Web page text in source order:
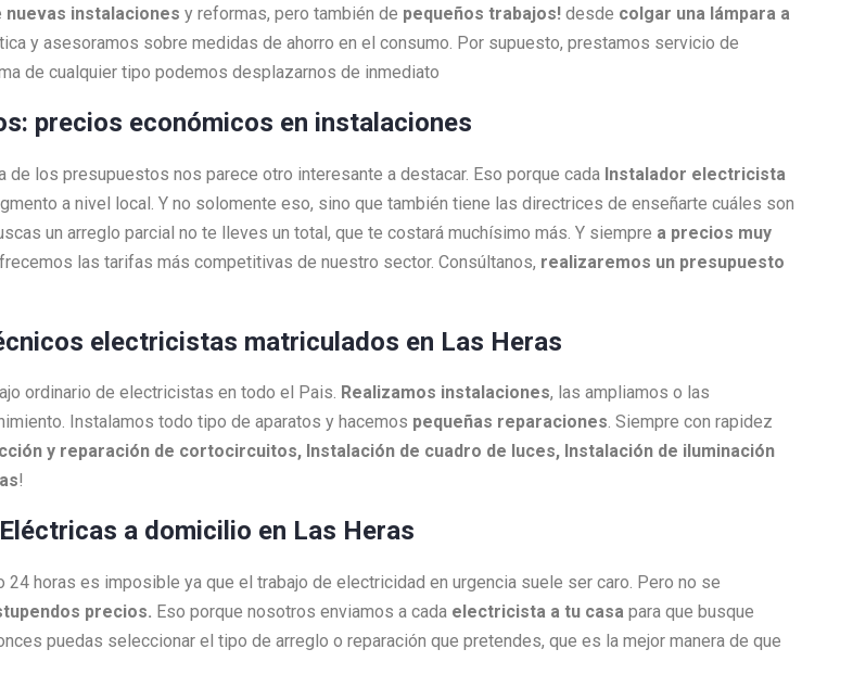
nuevas instalaciones y reformas, pero también de pequeños trabajos! desde colgar una lámpara a
y asesoramos sobre medidas de ahorro en el consumo. Por supuesto, prestamos servicio de
de cualquier tipo podemos desplazarnos de inmediato
precios económicos en instalaciones
los presupuestos nos parece otro interesante a destacar. Eso porque cada Instalador electricista
a nivel local. Y no solomente eso, sino que también tiene las directrices de enseñarte cuáles son
un arreglo parcial no te lleves un total, que te costará muchísimo más. Y siempre a precios muy
las tarifas más competitivas de nuestro sector. Consúltanos, realizaremos un presupuesto
electricistas matriculados en Las Heras
ordinario de electricistas en todo el Pais. Realizamos instalaciones, las ampliamos o las
Instalamos todo tipo de aparatos y hacemos pequeñas reparaciones. Siempre con rapidez
y reparación de cortocircuitos, Instalación de cuadro de luces, Instalación de iluminación
!
a domicilio en Las Heras
horas es imposible ya que el trabajo de electricidad en urgencia suele ser caro. Pero no se
precios. Eso porque nosotros enviamos a cada electricista a tu casa para que busque
puedas seleccionar el tipo de arreglo o reparación que pretendes, que es la mejor manera de que